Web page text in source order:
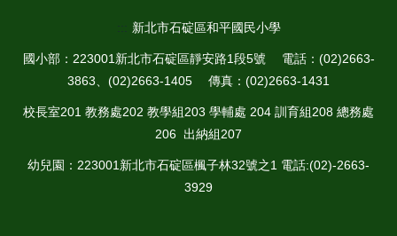
新北市石碇區和平國民小學
國小部：223001新北市石碇區靜安路1段5號 電話：(02)2663-
3863、(02)2663-1405 傳真：(02)2663-1431
校長室201 教務處202 教學組203 學輔處 204 訓育組208 總務處
206 出納組207
幼兒園：223001新北市石碇區楓子林32號之1 電話:(02)-2663-
3929